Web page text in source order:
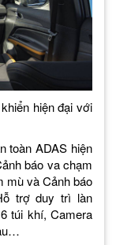
hiện đại với
toàn ADAS hiện
báo va chạm
mù và Cảnh báo
trợ duy trì làn
túi khí, Camera